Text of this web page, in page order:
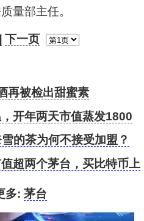
量部主任。
下一页
再被检出甜蜜素
开年两天市值蒸发1800
的茶为何不接受加盟？
超两个茅台，买比特币上
多: 茅台